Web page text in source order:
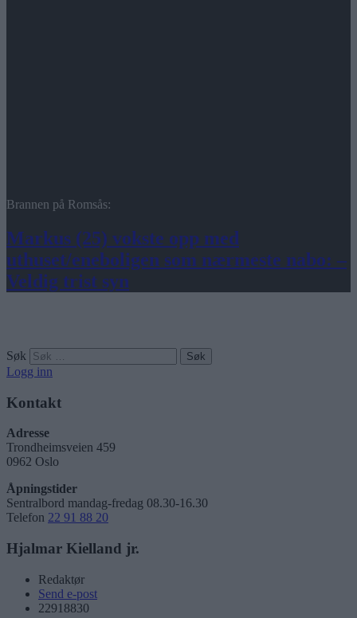
Brannen på Romsås:
Markus (25) vokste opp med
uthuset/eneboligen som nærmeste nabo: –
Veldig trist syn
Søk
Logg inn
Kontakt
Adresse
Trondheimsveien 459
0962 Oslo
Åpningstider
Sentralbord mandag-fredag 08.30-16.30
Telefon 22 91 88 20
Hjalmar Kielland jr.
Redaktør
Send e-post
22918830